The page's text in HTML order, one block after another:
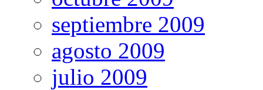
septiembre 2009
agosto 2009
julio 2009